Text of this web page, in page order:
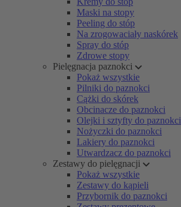
Maski na stopy
Peeling do stóp
Na zrogowaciały naskórek
Spray do stóp
Zdrowe stopy
Pielęgnacja paznokci
Pokaż wszystkie
Pilniki do paznokci
Cążki do skórek
Obcinacze do paznokci
Olejki i sztyfty do paznokci
Nożyczki do paznokci
Lakiery do paznokci
Utwardzacz do paznokci
Zestawy do pielęgnacji
Pokaż wszystkie
Zestawy do kąpieli
Przybornik do paznokci